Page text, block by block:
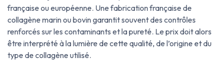
française ou européenne. Une fabrication française de
collagène marin ou bovin garantit souvent des contrôles
renforcés sur les contaminants et la pureté. Le prix doit alors
être interprété à la lumière de cette qualité, de l’origine et du
type de collagène utilisé.